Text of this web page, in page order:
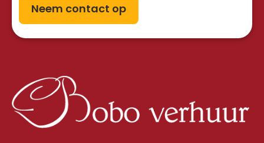
Neem contact op